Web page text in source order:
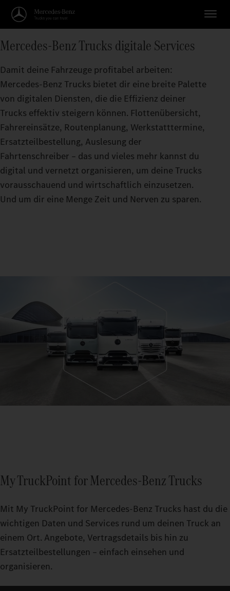
Mercedes‑Benz Trucks digitale Services
Damit deine Fahrzeuge profitabel arbeiten:
Mercedes‑Benz Trucks bietet dir eine breite Palette
von digitalen Diensten, die die Effizienz deiner
Trucks effektiv steigern können. Flottenübersicht,
Fahrereinsätze, Routenplanung, Werkstatttermine,
Ersatzteilbestellung, Auslesung der
Fahrtenschreiber – das und vieles mehr kannst du
digital und vernetzt organisieren, um deine Trucks
vorausschauend und wirtschaftlich einzusetzen.
Und um dir eine Menge Zeit und Nerven zu sparen.
My TruckPoint for Mercedes‑Benz Trucks
Mit My TruckPoint for Mercedes‑Benz Trucks hast du die
wichtigen Daten und Services rund um deinen Truck an
einem Ort. Angebote, Vertragsdetails bis hin zu
Ersatzteilbestellungen – einfach einsehen und
organisieren.